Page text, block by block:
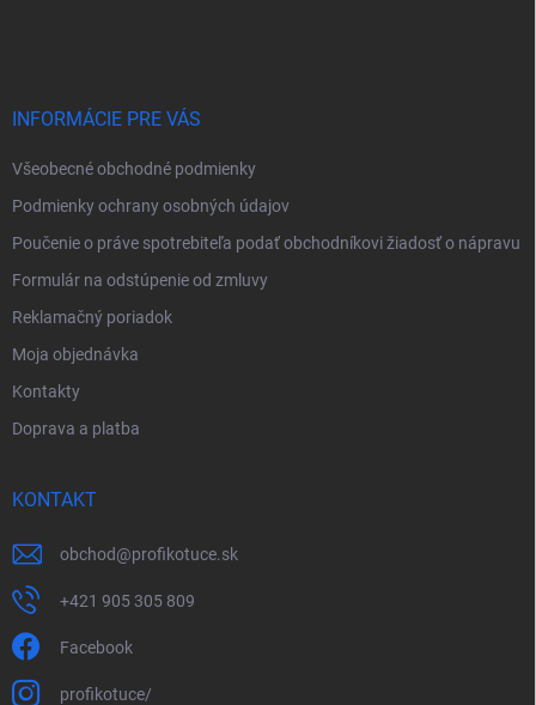
INFORMÁCIE PRE VÁS
Všeobecné obchodné podmienky
Podmienky ochrany osobných údajov
Poučenie o práve spotrebiteľa podať obchodníkovi žiadosť o nápravu
Formulár na odstúpenie od zmluvy
Reklamačný poriadok
Moja objednávka
Kontakty
Doprava a platba
KONTAKT
obchod@profikotuce.sk
+421 905 305 809
Facebook
profikotuce/